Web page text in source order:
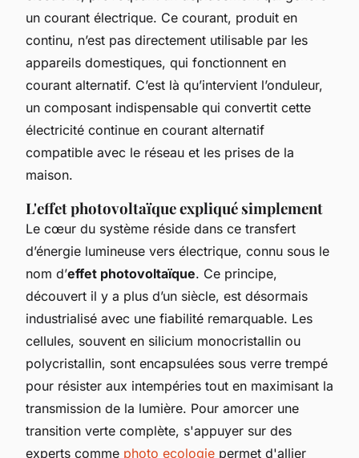
un courant électrique. Ce courant, produit en
continu, n’est pas directement utilisable par les
appareils domestiques, qui fonctionnent en
courant alternatif. C’est là qu’intervient l’onduleur,
un composant indispensable qui convertit cette
électricité continue en courant alternatif
compatible avec le réseau et les prises de la
maison.
L'effet photovoltaïque expliqué simplement
Le cœur du système réside dans ce transfert
d’énergie lumineuse vers électrique, connu sous le
nom d’effet photovoltaïque. Ce principe,
découvert il y a plus d’un siècle, est désormais
industrialisé avec une fiabilité remarquable. Les
cellules, souvent en silicium monocristallin ou
polycristallin, sont encapsulées sous verre trempé
pour résister aux intempéries tout en maximisant la
transmission de la lumière. Pour amorcer une
transition verte complète, s'appuyer sur des
experts comme photo ecologie permet d'allier